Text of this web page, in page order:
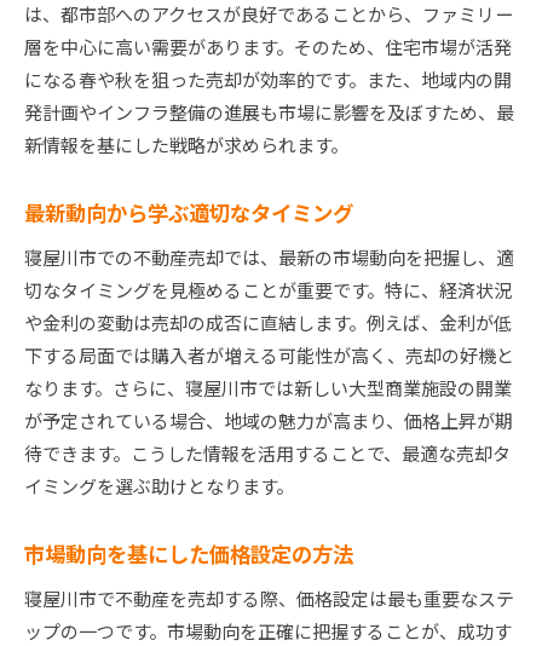
は、都市部へのアクセスが良好であることから、ファミリー
層を中心に高い需要があります。そのため、住宅市場が活発
になる春や秋を狙った売却が効率的です。また、地域内の開
発計画やインフラ整備の進展も市場に影響を及ぼすため、最
新情報を基にした戦略が求められます。
最新動向から学ぶ適切なタイミング
寝屋川市での不動産売却では、最新の市場動向を把握し、適
切なタイミングを見極めることが重要です。特に、経済状況
や金利の変動は売却の成否に直結します。例えば、金利が低
下する局面では購入者が増える可能性が高く、売却の好機と
なります。さらに、寝屋川市では新しい大型商業施設の開業
が予定されている場合、地域の魅力が高まり、価格上昇が期
待できます。こうした情報を活用することで、最適な売却タ
イミングを選ぶ助けとなります。
市場動向を基にした価格設定の方法
寝屋川市で不動産を売却する際、価格設定は最も重要なステ
ップの一つです。市場動向を正確に把握することが、成功す